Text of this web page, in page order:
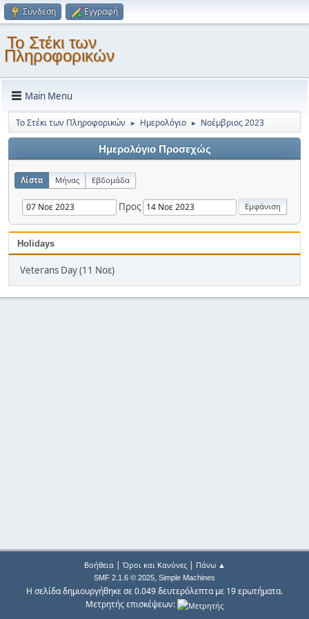
Σύνδεση Εγγραφή
Το Στέκι των
Πληροφορικών
Main Menu
Το Στέκι των Πληροφορικών ► Ημερολόγιο ► Νοέμβριος 2023
Ημερολόγιο Προσεχώς
Λίστα Μήνας Εβδομάδα
Προς
Holidays
Veterans Day (11 Νοε)
Βοήθεια| Όροι και Κανόνες| Πάνω ▲
SMF 2.1.6 © 2025, Simple Machines
Η σελίδα δημιουργήθηκε σε 0.049 δευτερόλεπτα με 19 ερωτήματα.
Μετρητής επισκέψεων: